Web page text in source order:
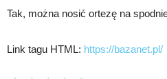
Tak, można nosić ortezę na
Link tagu HTML: https://bazanet.pl/